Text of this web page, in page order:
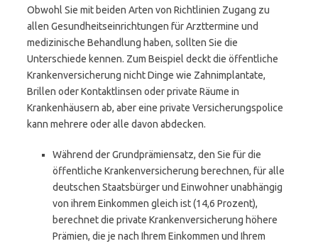
Obwohl Sie mit beiden Arten von Richtlinien Zugang zu
allen Gesundheitseinrichtungen für Arzttermine und
medizinische Behandlung haben, sollten Sie die
Unterschiede kennen. Zum Beispiel deckt die öffentliche
Krankenversicherung nicht Dinge wie Zahnimplantate,
Brillen oder Kontaktlinsen oder private Räume in
Krankenhäusern ab, aber eine private Versicherungspolice
kann mehrere oder alle davon abdecken.
Während der Grundprämiensatz, den Sie für die
öffentliche Krankenversicherung berechnen, für alle
deutschen Staatsbürger und Einwohner unabhängig
von ihrem Einkommen gleich ist (14,6 Prozent),
berechnet die private Krankenversicherung höhere
Prämien, die je nach Ihrem Einkommen und Ihrem